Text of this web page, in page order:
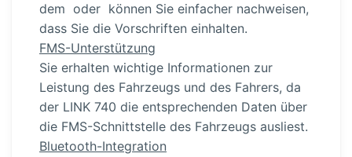
dem oder können Sie einfacher nachweisen,
dass Sie die Vorschriften einhalten.
FMS-Un­ter­stützung
Sie erhalten wichtige Infor­ma­tionen zur
Leistung des Fahrzeugs und des Fahrers, da
der LINK 740 die entspre­chenden Daten über
die FMS-Schnitt­stelle des Fahrzeugs ausliest.
Bluetoo­th-In­te­gration